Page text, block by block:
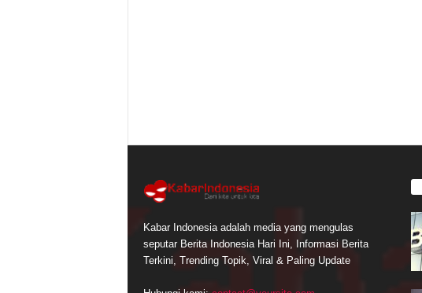
Kabar Indonesia adalah media yang mengulas
seputar Berita Indonesia Hari Ini, Informasi Berita
Terkini, Trending Topik, Viral & Paling Update